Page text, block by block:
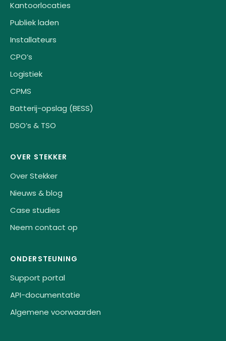
Kantoorlocaties
Publiek laden
Installateurs
CPO’s
Logistiek
CPMS
Batterij-opslag (BESS)
DSO’s & TSO
OVER STEKKER
Over Stekker
Nieuws & blog
Case studies
Neem contact op
ONDERSTEUNING
Support portal
API-documentatie
Algemene voorwaarden